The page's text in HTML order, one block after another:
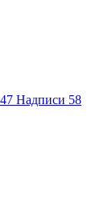
47 Надписи 58